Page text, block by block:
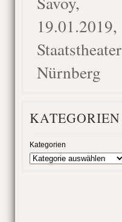
19.01.2019,
Staatstheater
Nürnberg
KATEGORIEN
Kategorien